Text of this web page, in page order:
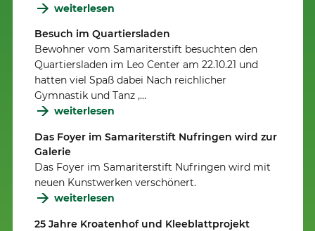
weiterlesen
Besuch im Quartiersladen
Bewohner vom Samariterstift besuchten den
Quartiersladen im Leo Center am 22.10.21 und
hatten viel Spaß dabei Nach reichlicher
Gymnastik und Tanz ,…
weiterlesen
Das Foyer im Samariterstift Nufringen wird zur
Galerie
Das Foyer im Samariterstift Nufringen wird mit
neuen Kunstwerken verschönert.
weiterlesen
25 Jahre Kroatenhof und Kleeblattprojekt